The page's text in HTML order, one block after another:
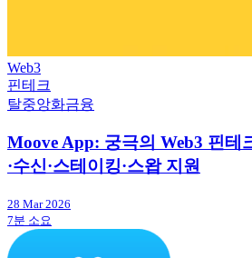
Web3
핀테크
탈중앙화금융
Moove App: 궁극의 Web3 핀테
·수신·스테이킹·스왑 지원
28 Mar 2026
7분 소요